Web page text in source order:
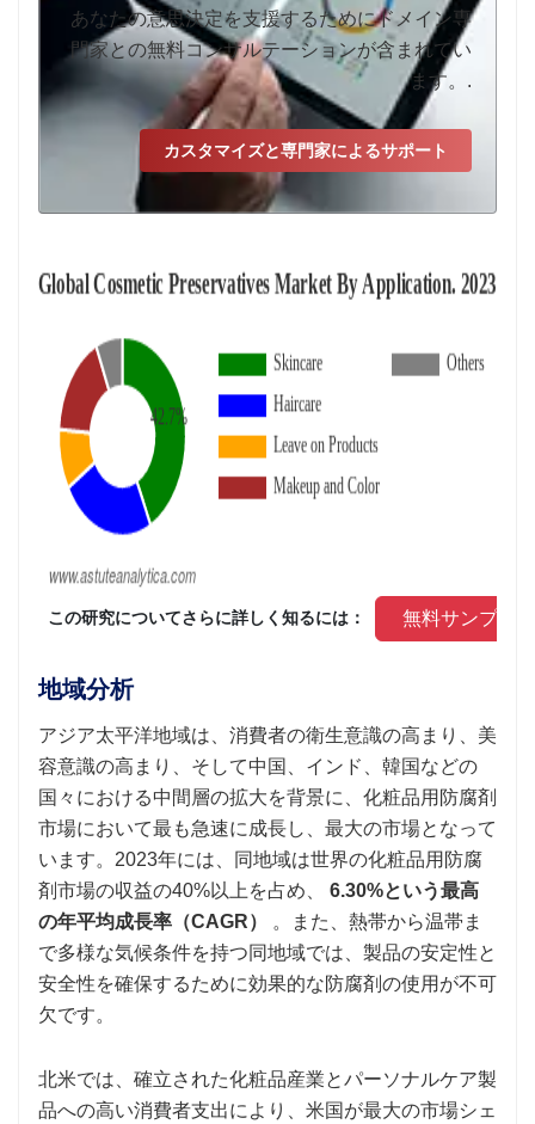
あなたの意思決定を支援するためにドメイン専
門家との無料コンサルテーションが含まれてい
ます。.
カスタマイズと専門家によるサポート
この研究についてさらに詳しく知るには： 無料サンプル
地域分析
アジア太平洋地域は、消費者の衛生意識の高まり、美
容意識の高まり、そして中国、インド、韓国などの
国々における中間層の拡大を背景に、化粧品用防腐剤
市場において最も急速に成長し、最大の市場となって
います。2023年には、同地域は世界の化粧品用防腐
剤市場の収益の40%以上を占め、 6.30%という最高
の年平均成長率（CAGR）
。また、熱帯から温帯ま
で多様な気候条件を持つ同地域では、製品の安定性と
安全性を確保するために効果的な防腐剤の使用が不可
欠です。
北米では、確立された化粧品産業とパーソナルケア製
品への高い消費者支出により、米国が最大の市場シェ